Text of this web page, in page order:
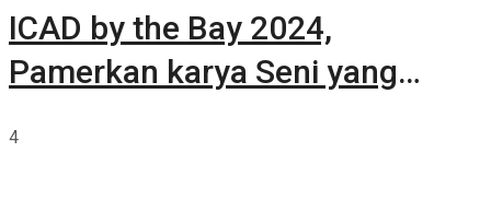
ICAD by the Bay 2024,
Pamerkan karya Seni yang
4